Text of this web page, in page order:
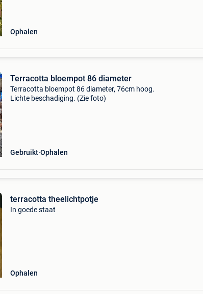
Ophalen
Terracotta bloempot 86 diameter
Terracotta bloempot 86 diameter, 76cm hoog.
Lichte beschadiging. (Zie foto)
Gebruikt Ophalen
terracotta theelichtpotje
In goede staat
Ophalen